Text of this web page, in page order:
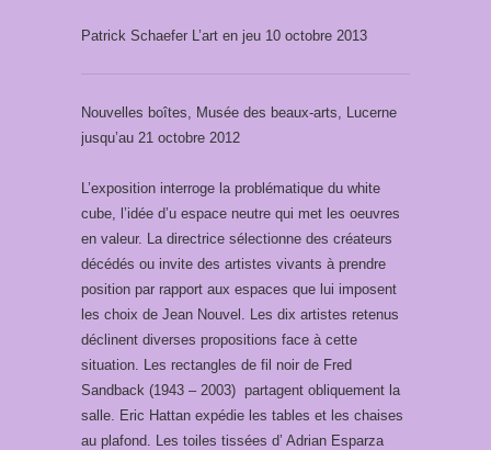
Patrick Schaefer L’art en jeu 10 octobre 2013
Nouvelles boîtes, Musée des beaux-arts, Lucerne
jusqu’au 21 octobre 2012
L’exposition interroge la problématique du white
cube, l’idée d’u espace neutre qui met les oeuvres
en valeur. La directrice sélectionne des créateurs
décédés ou invite des artistes vivants à prendre
position par rapport aux espaces que lui imposent
les choix de Jean Nouvel. Les dix artistes retenus
déclinent diverses propositions face à cette
situation. Les rectangles de fil noir de Fred
Sandback (1943 – 2003) partagent obliquement la
salle. Eric Hattan expédie les tables et les chaises
au plafond. Les toiles tissées d’ Adrian Esparza